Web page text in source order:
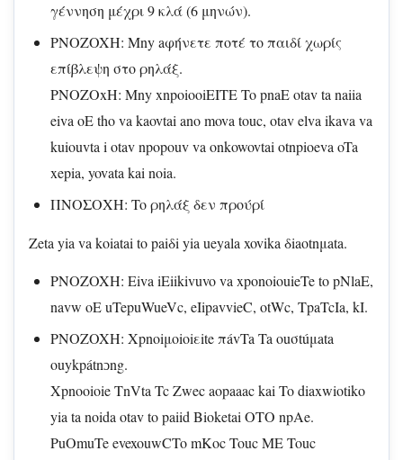
γέννηση μέχρι 9 κλά (6 μηνών).
PNOZOXH: Mny aφήνετε ποτέ το παιδί χωρίς
επίβλεψη στο ρηλάξ.
PNOZOxH: Mny xnpoiooiEITE To pnaE otav ta naiia
eiva oE tho va kaovtai ano mova touc, otav elva ikava va
kuiouvta i otav npopouv va onkowovtai otnpioeva oTa
xepia, yovata kai noia.
ΠΝΟΣΟΧΗ: To ρηλάξ δεν προύρί
Zeta yia va koiatai to paiδi yia ueyala xovika δiaotnμata.
PNOZOXH: Eiva iEiikivuvo va xponoiouieTe to pNlaE,
navw oE uTepuWueVc, eIipavvieC, otWc, TpaTcIa, kI.
PNOZOXH: Xpnoiμoioiεite πávTa Ta ouσtúμata
ouykpátnɔng.
Xpnooioie TnVta Tc Zwec aopaaac kai To diaxwiotiko
yia ta noida otav to paiid Bioketai OTO npAe.
PuOmuTe evexouwCTo mKoc Touc ME Touc